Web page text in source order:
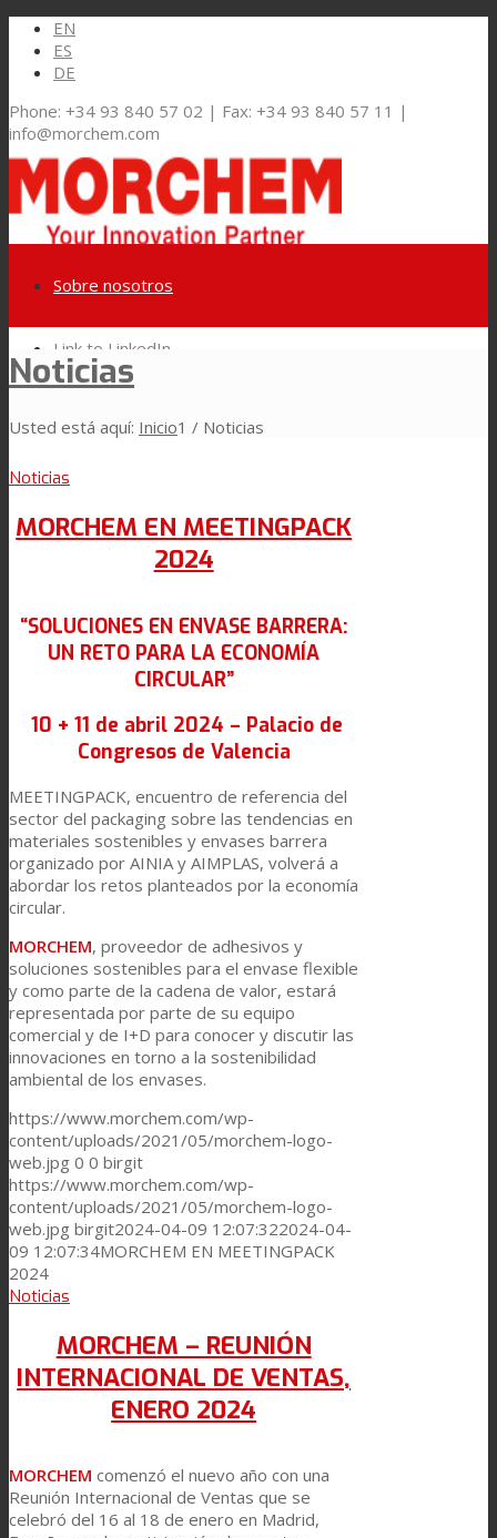
EN
ES
DE
Phone: +34 93 840 57 02 | Fax: +34 93 840 57 11 |
info@morchem.com
Link to LinkedIn
Link to Youtube
Link to Mail
Sobre nosotros
Mercados y Soluciones
Laminación de paneles
Laminación técnica
Innovación
I+D
Asistencia Técnica
Prestaciones
Sostenibilidad
Atención al Cliente
Noticias
Noticias
Usted está aquí: Inicio1 / Noticias
Noticias
MORCHEM EN MEETINGPACK
2024
“SOLUCIONES EN ENVASE BARRERA:
UN RETO PARA LA ECONOMÍA
CIRCULAR”
10 + 11 de abril 2024 – Palacio de
Congresos de Valencia
MEETINGPACK, encuentro de referencia del
sector del packaging sobre las tendencias en
materiales sostenibles y envases barrera
organizado por AINIA y AIMPLAS, volverá a
abordar los retos planteados por la economía
circular.
MORCHEM, proveedor de adhesivos y
soluciones sostenibles para el envase flexible
y como parte de la cadena de valor, estará
representada por parte de su equipo
comercial y de I+D para conocer y discutir las
innovaciones en torno a la sostenibilidad
ambiental de los envases.
https://www.morchem.com/wp-
content/uploads/2021/05/morchem-logo-
web.jpg 0 0 birgit
https://www.morchem.com/wp-
content/uploads/2021/05/morchem-logo-
web.jpg birgit2024-04-09 12:07:322024-04-
09 12:07:34MORCHEM EN MEETINGPACK
2024
Noticias
MORCHEM – REUNIÓN
INTERNACIONAL DE VENTAS,
ENERO 2024
MORCHEM comenzó el nuevo año con una
Reunión Internacional de Ventas que se
celebró del 16 al 18 de enero en Madrid,